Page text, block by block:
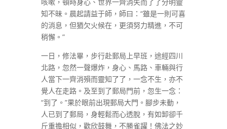
知不昧。晨起請益于師，師曰：“雖是一則可喜
的消息，但猶欠火候在，更須努力精進，不可
稍懈。”
一日，修法畢，步行赴郵局上早班，途經四川
北路，忽然一聲爆炸，身心、馬路、車輛與行
人當下一齊消殞而靈知了了，一念不生，亦不
覺人在走路。及至到了郵局門前，忽生一念：
“到了。”果於眼前出現郵局大門。腳步未動，
人已到了郵局，身輕鬆而心透脫，有如卸卻千
斤重擔相似，歡欣鼓舞，不勝雀躍！佛法之妙